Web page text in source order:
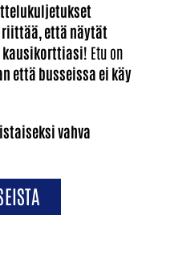
että näytät
kausikorttiasi! Etu on
että busseissa ei käy
vahva